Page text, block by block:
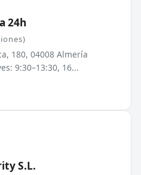
24h
180, 04008 Almería
9:30–13:30, 16...
S.L.